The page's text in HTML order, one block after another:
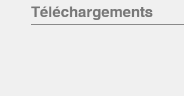
Téléchargements